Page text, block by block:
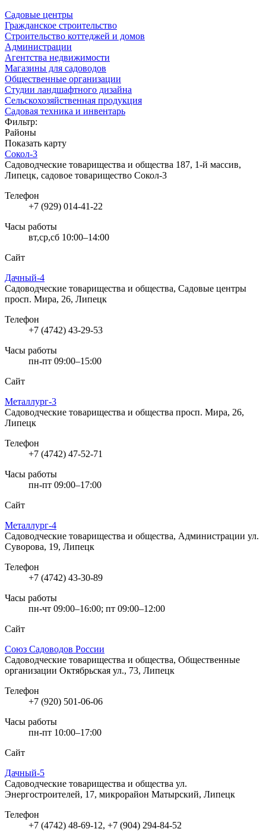
Садовые центры
Гражданское строительство
Строительство коттеджей и домов
Администрации
Агентства недвижимости
Магазины для садоводов
Общественные организации
Студии ландшафтного дизайна
Сельскохозяйственная продукция
Садовая техника и инвентарь
Фильтр:
Районы
Показать карту
Сокол-3
Садоводческие товарищества и общества 187, 1-й массив,
Липецк, садовое товарищество Сокол-3
Телефон
+7 (929) 014-41-22
Часы работы
вт,ср,сб 10:00–14:00
Сайт
Дачный-4
Садоводческие товарищества и общества, Садовые центры
просп. Мира, 26, Липецк
Телефон
+7 (4742) 43-29-53
Часы работы
пн-пт 09:00–15:00
Сайт
Металлург-3
Садоводческие товарищества и общества просп. Мира, 26,
Липецк
Телефон
+7 (4742) 47-52-71
Часы работы
пн-пт 09:00–17:00
Сайт
Металлург-4
Садоводческие товарищества и общества, Администрации ул.
Суворова, 19, Липецк
Телефон
+7 (4742) 43-30-89
Часы работы
пн-чт 09:00–16:00; пт 09:00–12:00
Сайт
Союз Садоводов России
Садоводческие товарищества и общества, Общественные
организации Октябрьская ул., 73, Липецк
Телефон
+7 (920) 501-06-06
Часы работы
пн-пт 10:00–17:00
Сайт
Дачный-5
Садоводческие товарищества и общества ул.
Энергостроителей, 17, микрорайон Матырский, Липецк
Телефон
+7 (4742) 48-69-12, +7 (904) 294-84-52